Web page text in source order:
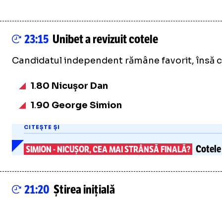
23:15 Unibet a revizuit cotele
Candidatul independent rămâne favorit, însă
1.80 Nicușor Dan
1.90 George Simion
CITEȘTE ȘI
SIMION-NICUȘOR, CEA MAI STRÂNSĂ FINALĂ?
21:20 Știrea inițială